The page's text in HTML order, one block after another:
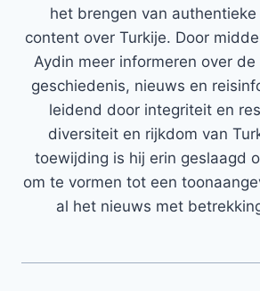
het brengen van
content over Turkije. Door
Aydin meer informeren over de
geschiedenis, nieuws en
leidend door integriteit en
diversiteit en rijkdom van
toewijding is hij erin geslaagd
om te vormen tot een
al het nieuws met